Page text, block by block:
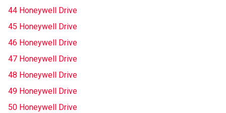
44 Honeywell Drive
45 Honeywell Drive
46 Honeywell Drive
47 Honeywell Drive
48 Honeywell Drive
49 Honeywell Drive
50 Honeywell Drive